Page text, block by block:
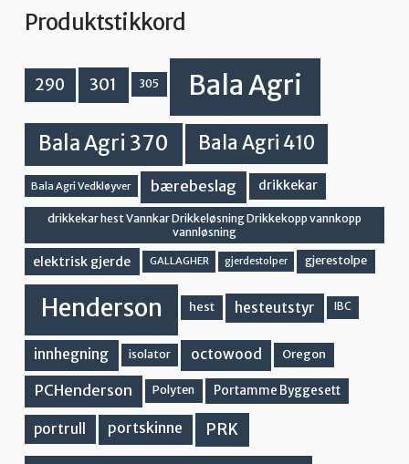
Produktstikkord
290 301 305 Bala Agri
Bala Agri 370 Bala Agri 410
Bala Agri Vedkløyver bærebeslag drikkekar
drikkekar hest Vannkar Drikkeløsning Drikkekopp vannkopp
vannløsning
elektrisk gjerde GALLAGHER gjerdestolper gjerestolpe
Henderson hest hesteutstyr IBC
innhegning isolator octowood Oregon
PCHenderson Polyten Portamme Byggesett
portrull portskinne PRK